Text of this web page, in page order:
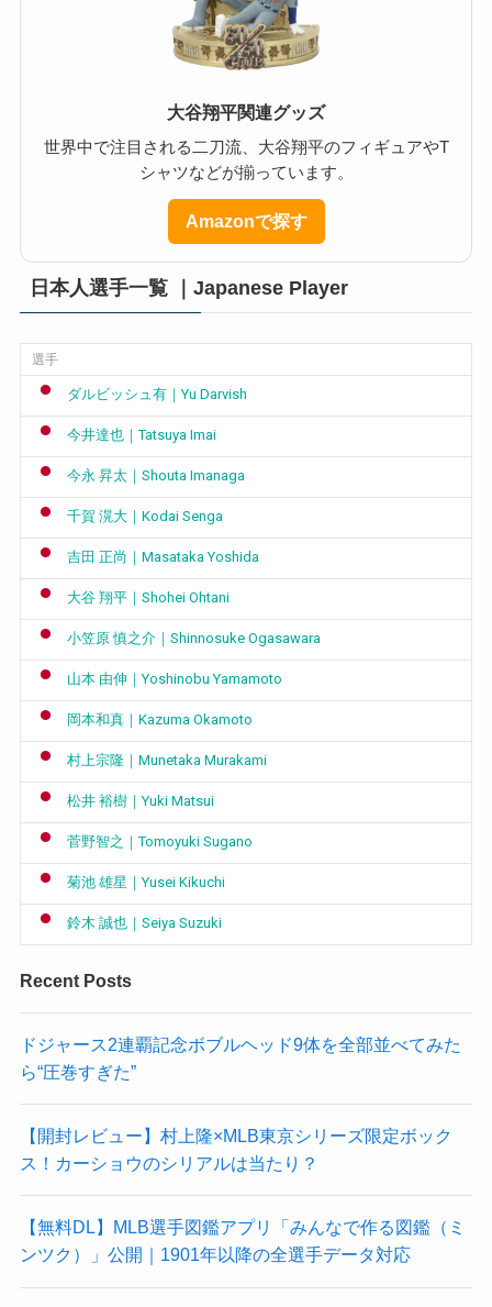
大谷翔平関連グッズ
世界中で注目される二刀流、大谷翔平のフィギュアやT
シャツなどが揃っています。
Amazonで探す
日本人選手一覧 ｜Japanese Player
選手
ダルビッシュ有｜Yu Darvish
今井達也｜Tatsuya Imai
今永 昇太｜Shouta Imanaga
千賀 滉大｜Kodai Senga
吉田 正尚｜Masataka Yoshida
大谷 翔平｜Shohei Ohtani
小笠原 慎之介｜Shinnosuke Ogasawara
山本 由伸｜Yoshinobu Yamamoto
岡本和真｜Kazuma Okamoto
村上宗隆｜Munetaka Murakami
松井 裕樹｜Yuki Matsui
菅野智之｜Tomoyuki Sugano
菊池 雄星｜Yusei Kikuchi
鈴木 誠也｜Seiya Suzuki
Recent Posts
ドジャース2連覇記念ボブルヘッド9体を全部並べてみた
ら“圧巻すぎた”
【開封レビュー】村上隆×MLB東京シリーズ限定ボック
ス！カーショウのシリアルは当たり？
【無料DL】MLB選手図鑑アプリ「みんなで作る図鑑（ミ
ンツク）」公開｜1901年以降の全選手データ対応